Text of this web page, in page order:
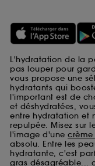
L'hydratation de la
pas louper pour
vous propose une
hydratants qui
l'important est de
et déshydratées,
entre hydratation et
repulpée. Misez sur
l'image d'une crème
absolu. Entre les
hydratante, c'est
gras désagréable...